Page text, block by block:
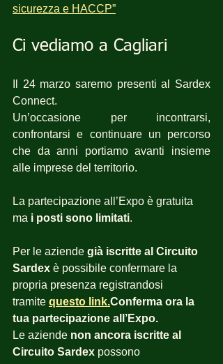
sicurezza e HACCP”
Ci vediamo a Cagliari
Il 24 marzo saremo presenti al Sardex
Connect.
Un’occasione per incontrarsi,
confrontarsi e continuare un percorso
che da anni portiamo avanti insieme
alle imprese del territorio.
La partecipazione all’Expo è gratuita
ma i posti sono limitati.
Per le aziende già iscritte al Circuito
Sardex è possibile confermare la
propria presenza registrandosi
tramite questo link.Conferma ora la
tua partecipazione all’Expo.
Le aziende non ancora iscritte al
Circuito Sardex possono